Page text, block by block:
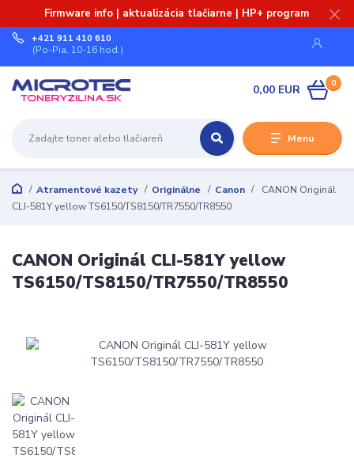
Firmware info | aktualizácia tlačiarne | HP+ program
Menu
+421 911 410 610
(Po-Pia, 10-16 hod.)
0
0,00 EUR
Atramentové kazety Originálne Canon
CANON Originál
CLI-581Y yellow TS6150/TS8150/TR7550/TR8550
CANON Originál CLI-581Y yellow
TS6150/TS8150/TR7550/TR8550